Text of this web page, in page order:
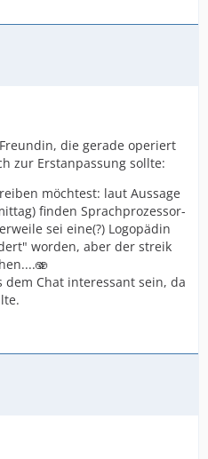
die gerade operiert
zur Erstanpassung sollte:
möchtest: laut Aussage
finden Sprachprozessor-
sei eine(?) Logopädin
worden, aber der streik
Chat interessant sein, da